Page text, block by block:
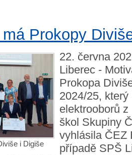
Prokopy
i Digiše
22. června
Liberec -
Prokopa
2024/25,
elektrooborů
škol Skupiny
vyhlásila ČEZ
případě SPŠ